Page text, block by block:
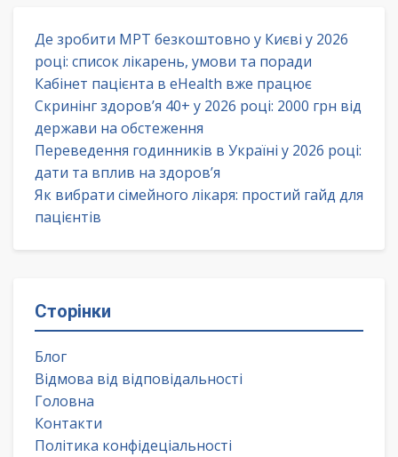
Де зробити МРТ безкоштовно у Києві у 2026
році: список лікарень, умови та поради
Кабінет пацієнта в eHealth вже працює
Скринінг здоров’я 40+ у 2026 році: 2000 грн від
держави на обстеження
Переведення годинників в Україні у 2026 році:
дати та вплив на здоров’я
Як вибрати сімейного лікаря: простий гайд для
пацієнтів
Сторінки
Блог
Відмова від відповідальності
Головна
Контакти
Політика конфідеціальності